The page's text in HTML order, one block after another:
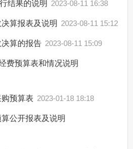
结果的说明 2023-08-11 16:38
算报表及说明 2023-08-11 15:12
算的报告 2023-08-11 15:09
费预算表和情况说明
预算表 2023-01-18 18:18
公开报表及说明